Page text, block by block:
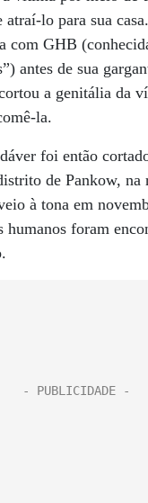
atraí-lo para sua
com GHB
antes de sua
a genitália da
la.
foi então
de Pankow, na
à tona em
humanos foram